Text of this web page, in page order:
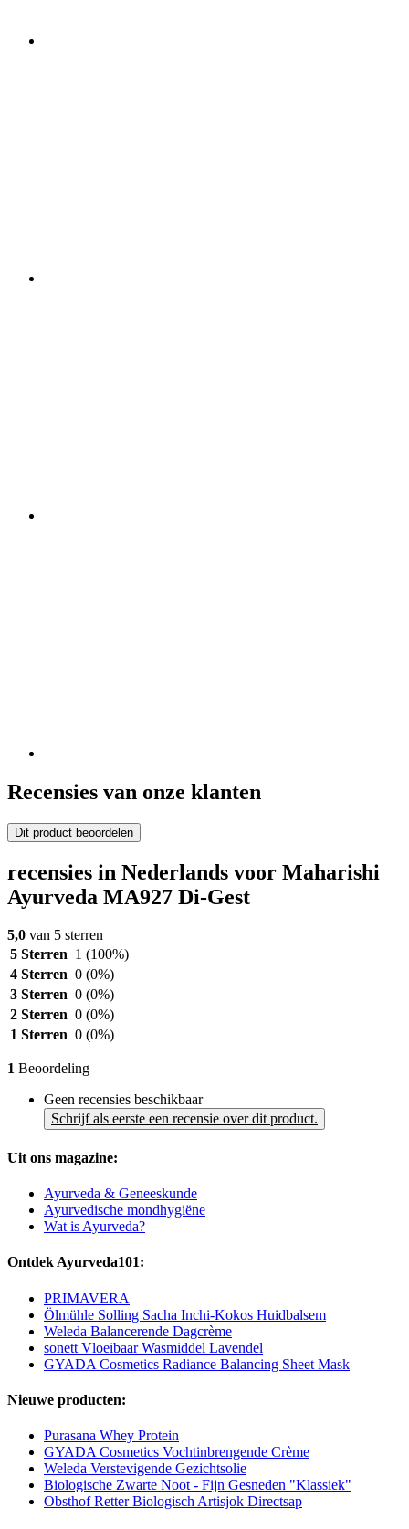
Recensies van onze klanten
Dit product beoordelen
recensies in Nederlands voor Maharishi
Ayurveda MA927 Di-Gest
5,0 van 5 sterren
5 Sterren 1 (100%)
4 Sterren 0 (0%)
3 Sterren 0 (0%)
2 Sterren 0 (0%)
1 Sterren 0 (0%)
1 Beoordeling
Geen recensies beschikbaar
Schrijf als eerste een recensie over dit product.
Uit ons magazine:
Ayurveda & Geneeskunde
Ayurvedische mondhygiëne
Wat is Ayurveda?
Ontdek Ayurveda101:
PRIMAVERA
Ölmühle Solling Sacha Inchi-Kokos Huidbalsem
Weleda Balancerende Dagcrème
sonett Vloeibaar Wasmiddel Lavendel
GYADA Cosmetics Radiance Balancing Sheet Mask
Nieuwe producten:
Purasana Whey Protein
GYADA Cosmetics Vochtinbrengende Crème
Weleda Verstevigende Gezichtsolie
Biologische Zwarte Noot - Fijn Gesneden "Klassiek"
Obsthof Retter Biologisch Artisjok Directsap